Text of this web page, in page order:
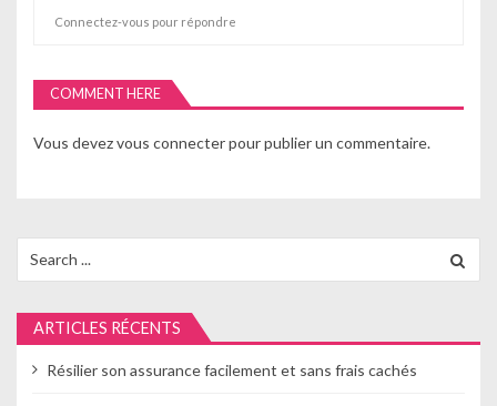
Connectez-vous pour répondre
COMMENT HERE
Vous devezvous connecterpour publier un commentaire.
for:
ARTICLES RÉCENTS
Résilier son assurance facilement et sans frais cachés